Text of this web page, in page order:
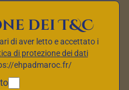
che colpisce le
infiammazione e rigidità.
in dettaglio il significato
i sintomi frequenti e
dei T&C
di aver letto e accettato i
di protezione dei dati
ehpadmaroc.fr/